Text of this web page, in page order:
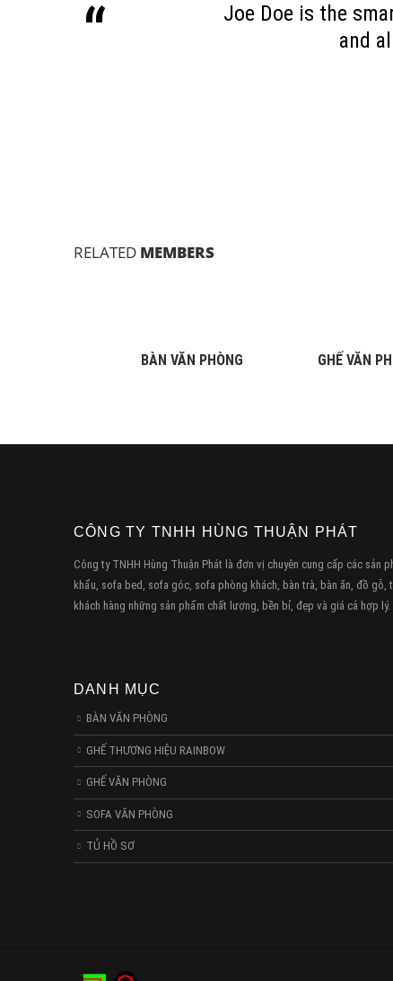
Joe Doe is the
and
RELATED MEMBERS
BÀN VĂN PHÒNG GHẾ VĂN
CÔNG TY TNHH HÙNG THUẬN PHÁT
Công ty TNHH Hùng Thuận Phát là đơn vị chuyên cung cấp các
khẩu, sofa bed, sofa góc, sofa phòng khách, bàn trà, bàn ăn, đồ
khách hàng những sản phẩm chất lượng, bền bỉ, đẹp và giá cả hợp lý.
DANH MỤC
BÀN VĂN PHÒNG
GHẾ THƯƠNG HIỆU RAINBOW
GHẾ VĂN PHÒNG
SOFA VĂN PHÒNG
TỦ HỒ SƠ